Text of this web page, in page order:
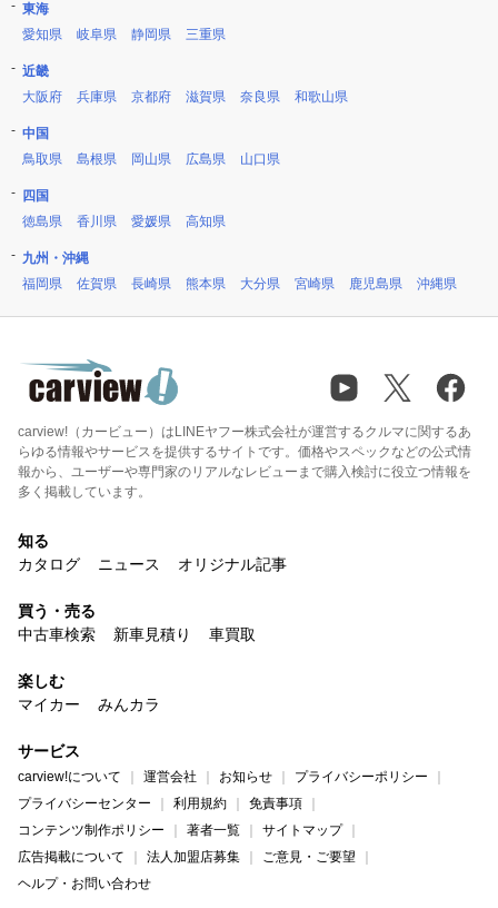
東海
愛知県
岐阜県 静岡県 三重県
近畿
大阪府
兵庫県 京都府 滋賀県 奈良県 和歌山県
中国
鳥取県
島根県 岡山県 広島県 山口県
四国
徳島県
香川県 愛媛県 高知県
九州・沖縄
福岡県
佐賀県 長崎県 熊本県 大分県 宮崎県 鹿児島県 沖縄県
carview!（カービュー）はLINEヤフー株式会社が運営するクルマに関するあ
らゆる情報やサービスを提供するサイトです。価格やスペックなどの公式情
報から、ユーザーや専門家のリアルなレビューまで購入検討に役立つ情報を
多く掲載しています。
知る
カタログ
ニュース オリジナル記事
買う・売る
中古車検索
新車見積り 車買取
楽しむ
マイカー
みんカラ
サービス
carview!について 運営会社 お知らせ
プライバシーポリシー
プライバシーセンター
利用規約
免責事項
コンテンツ制作ポリシー
著者一覧
サイトマップ
広告掲載について
法人加盟店募集
ご意見・ご要望
ヘルプ・お問い合わせ